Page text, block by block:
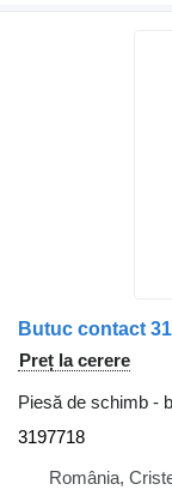
Butuc contact
Preț la cerere
Piesă de schimb -
3197718
România,